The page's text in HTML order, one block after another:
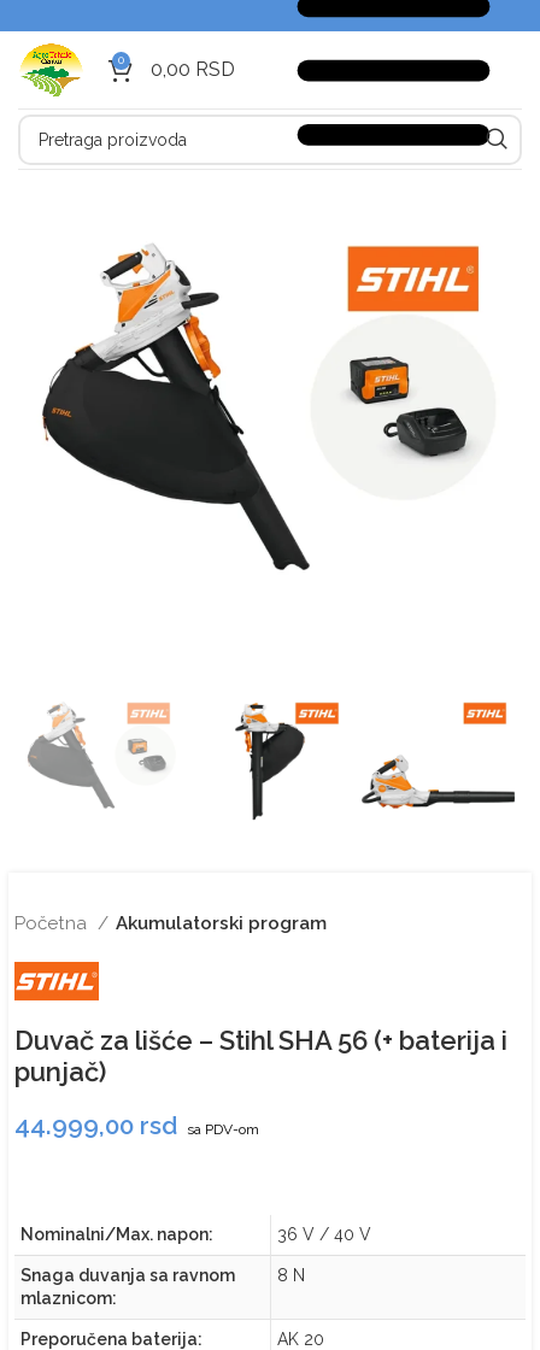
0 0,00 RSD
Početna Akumulatorski program
Duvač za lišće – Stihl SHA 56 (+ baterija i
punjač)
44.999,00 rsd sa PDV-om
Nominalni/Max. napon: 36 V / 40 V
Snaga duvanja sa ravnom
mlaznicom:
8 N
Preporučena baterija: AK 20